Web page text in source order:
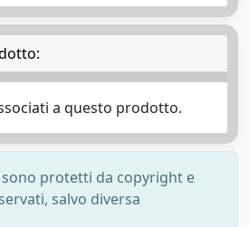
a questo prodotto.
protetti da copyright e
salvo diversa